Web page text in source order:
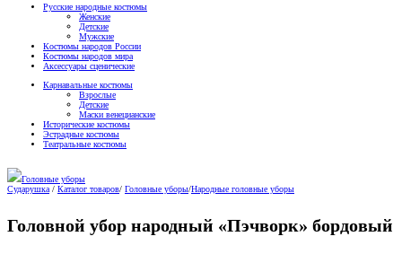
Русские народные костюмы
Женские
Детские
Мужские
Костюмы народов России
Костюмы народов мира
Аксессуары сценические
Карнавальные костюмы
Взрослые
Детские
Маски венецианские
Исторические костюмы
Эстрадные костюмы
Театральные костюмы
Головные уборы
Сударушка / Каталог товаров/ Головные уборы/Народные головные уборы
Головной убор народный «Пэчворк» бордовый